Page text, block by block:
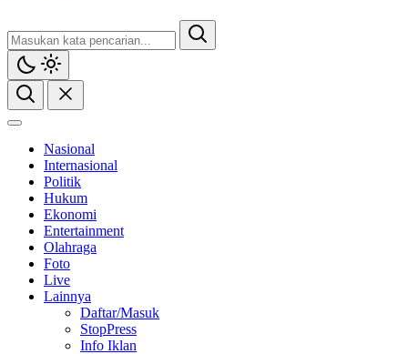
Nasional
Internasional
Politik
Hukum
Ekonomi
Entertainment
Olahraga
Foto
Live
Lainnya
Daftar/Masuk
StopPress
Info Iklan